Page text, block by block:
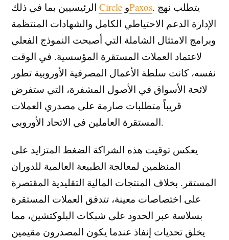
Circle وPaxos. يتطلب نهج
الإدارة الدعم الاحتياطي الكامل والشهادات المنتظمة
وبرامج الامتثال الشاملة التي أصبحت النموذج الفعلي
لاعتماد العملات المستقرة المؤسسية. في الوقت
نفسه، كانت سلطة الأعمال المصرفية الأوروبية تطور
لائحة الأسواق في الأصول المشفرة، التي ستفرض
قريباً متطلبات صارمة على مصدري العملات
المستقرة العاملين في الاتحاد الأوروبي.
يعكس توقيت هذه الشراكة الضغط المتزايد على
المنظمين لمعالجة الطبيعة العالمية للدوران
المستقر. بخلاف المنتجات المالية التقليدية المقتصرة
على اختصاصات معينة، تتدفق العملات المستقرة
بسلاسة عبر الحدود على شبكات البلوكتشين، مما
يخلق تحديات إنفاذ عندما يكون المصدرون مقيمين